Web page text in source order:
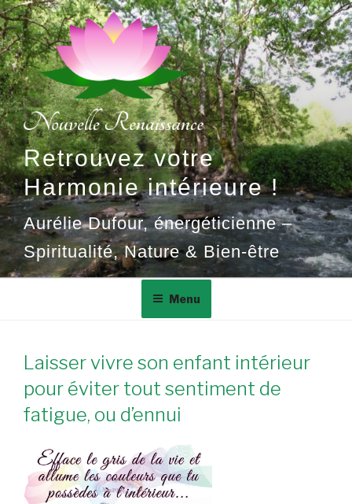
Aller
au
contenu
principal
Retrouvez votre
Harmonie intérieure !
Aurélie Dufour, énergéticienne –
Spiritualité, Nature & Bien-être
Menu
Laisser vivre son enfant intérieur
pour éviter tout sentiment de
fatigue, ou d’ennui